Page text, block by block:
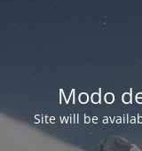
Modo
Site will be